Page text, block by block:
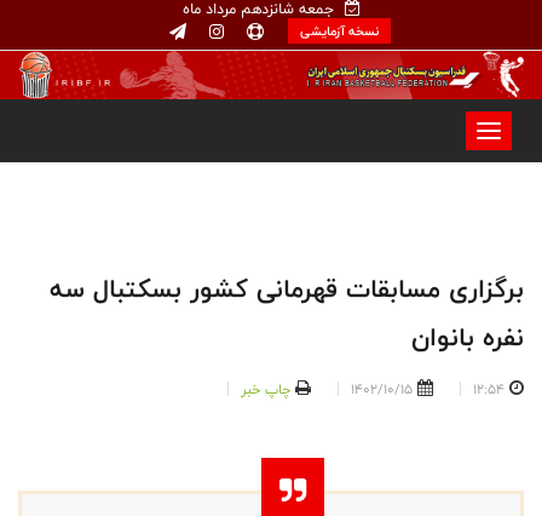
جمعه شانزدهم مرداد ماه
نسخه آزمایشی
برگزاری مسابقات قهرمانی کشور بسکتبال سه
نفره بانوان
12:54
1402/10/15 چاپ خبر